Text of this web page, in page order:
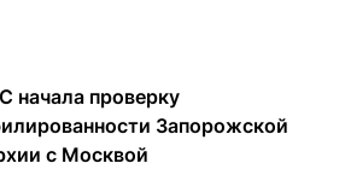
начала проверку
Запорожской
с Москвой